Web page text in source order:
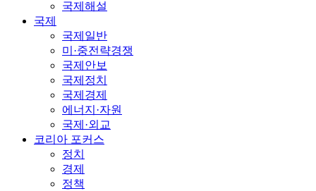
국제해설
국제
국제일반
미·중전략경쟁
국제안보
국제정치
국제경제
에너지·자원
국제·외교
코리아 포커스
정치
경제
정책